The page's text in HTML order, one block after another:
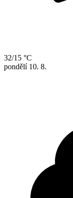
32/15 °C
pondělí 10. 8.